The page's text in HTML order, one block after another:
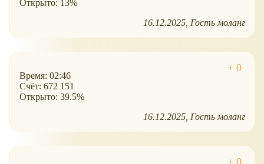
Открыто: 13%
16.12.2025 Гость моланг
Время: 02:46
Счёт: 672 151
Открыто: 39.5%
16.12.2025 Гость моланг